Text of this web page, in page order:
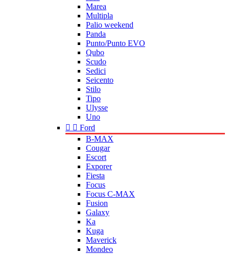
Marea
Multipla
Palio weekend
Panda
Punto/Punto EVO
Qubo
Scudo
Sedici
Seicento
Stilo
Tipo
Ulysse
Uno
  Ford
B-MAX
Cougar
Escort
Exporer
Fiesta
Focus
Focus C-MAX
Fusion
Galaxy
Ka
Kuga
Maverick
Mondeo